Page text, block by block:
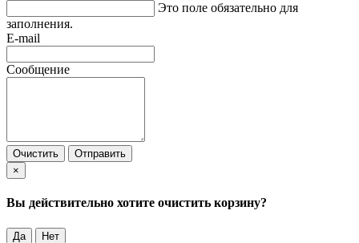
Это поле обязательно для
заполнения.
E-mail
Сообщение
Очистить
Отправить
×
Вы действительно хотите очистить корзину?
Да Нет